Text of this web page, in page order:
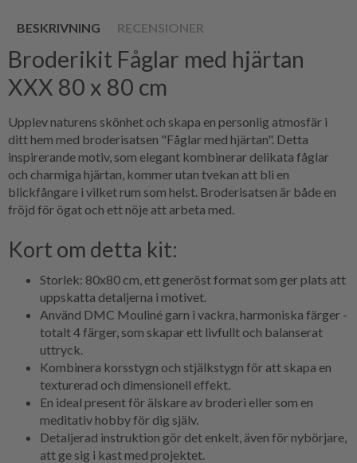
BESKRIVNING RECENSIONER
Broderikit Fåglar med hjärtan
XXX 80 x 80 cm
Upplev naturens skönhet och skapa en personlig atmosfär i
ditt hem med broderisatsen "Fåglar med hjärtan". Detta
inspirerande motiv, som elegant kombinerar delikata fåglar
och charmiga hjärtan, kommer utan tvekan att bli en
blickfångare i vilket rum som helst. Broderisatsen är både en
fröjd för ögat och ett nöje att arbeta med.
Kort om detta kit:
Storlek: 80x80 cm, ett generöst format som ger plats att
uppskatta detaljerna i motivet.
Använd DMC Mouliné garn i vackra, harmoniska färger -
totalt 4 färger, som skapar ett livfullt och balanserat
uttryck.
Kombinera korsstygn och stjälkstygn för att skapa en
texturerad och dimensionell effekt.
En ideal present för älskare av broderi eller som en
meditativ hobby för dig själv.
Detaljerad instruktion gör det enkelt, även för nybörjare,
att ge sig i kast med projektet.